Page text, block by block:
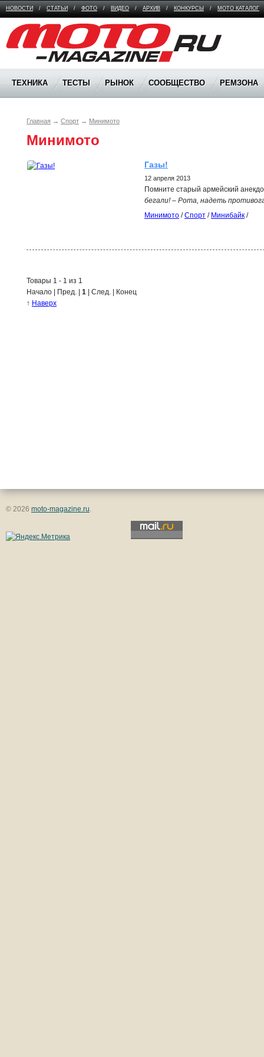
НОВОСТИ / СТАТЬИ / ФОТО / ВИДЕО / АРХИВ / КОНКУРСЫ / МОТО КАТАЛОГ
Moto Magazine
ТЕХНИКА ТЕСТЫ РЫНОК СООБЩЕСТВО РЕМЗОНА
Главная → Спорт → Минимото
Минимото
Газы!
12 апреля 2013
Помните старый армейский
бегали! – Рота, надеть
Минимото /Спорт / Минибайк /
Товары 1 - 1 из 1
Начало | Пред. | 1 | След. | Конец
↑ Наверх
© 2026 moto-magazine.ru.